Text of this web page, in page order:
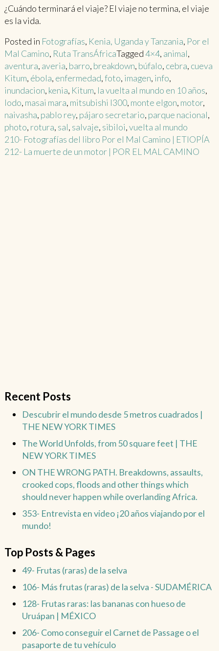
¿Cuándo terminará el viaje? El viaje no termina, el viaje
es la vida.
Posted in Fotografías, Kenia, Uganda y Tanzania, Por el
Mal Camino, Ruta TransÁfricaTagged4×4, animal,
aventura, averia, barro, breakdown, búfalo, cebra, cueva
Kitum, ébola, enfermedad,foto, imagen, info,
inundacion, kenia, Kitum, la vuelta al mundo en 10 años,
lodo, masai mara, mitsubishi l300, monte elgon, motor,
naivasha, pablo rey, pájaro secretario, parque nacional,
photo, rotura, sal, salvaje, sibiloi,vuelta al mundo
Post
navigation
210- Fotografías del libro Por el Mal Camino | ETIOPÍA
212- La muerte de un motor | POR EL MAL CAMINO
Recent Posts
Descubrir el mundo desde 5 metros cuadrados |
THE NEW YORK TIMES
The World Unfolds, from 50 square feet | THE
NEW YORK TIMES
ON THE WRONG PATH. Breakdowns, assaults,
crooked cops, floods and other things which
should never happen while overlanding Africa.
353- Entrevista en video ¡20 años viajando por el
mundo!
Top Posts & Pages
49- Frutas (raras) de la selva
106- Más frutas (raras) de la selva - SUDAMÉRICA
128- Frutas raras: las bananas con hueso de
Uruápan | MÉXICO
206- Como conseguir el Carnet de Passage o el
pasaporte de tu vehículo